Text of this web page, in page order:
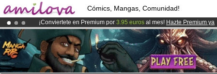
Cómics, Mangas, Comunidad!
¡Conviertete en Premium por 3.95 euros al mes! Hazte Premium ya
¡El Kickstarter Amilova está desormado lanzado!.
¡Ya tenemos 100000miembrosy 1000 Cómics y Mangas!.